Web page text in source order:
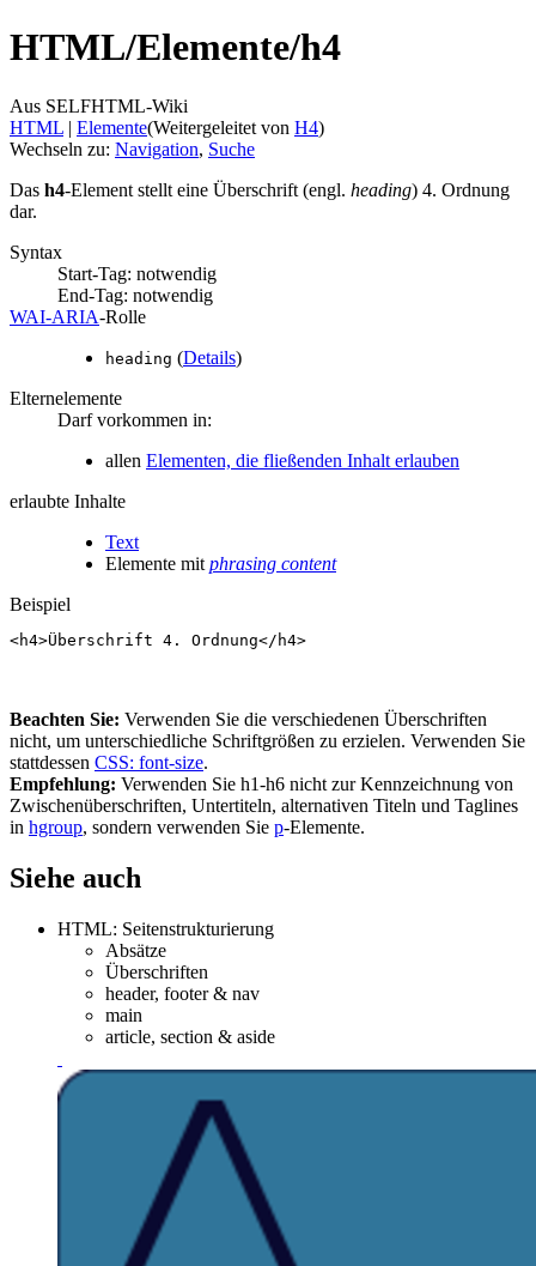
HTML/Elemente/h4
Aus SELFHTML-Wiki
HTML ‎ | Elemente(Weitergeleitet von H4)
Wechseln zu: Navigation, Suche
Das h4-Element stellt eine Überschrift (engl. heading) 4. Ordnung
dar.
Syntax
Start-Tag: notwendig
End-Tag: notwendig
WAI‑ARIA‑Rolle
heading (Details)
Elternelemente
Darf vorkommen in:
allen Elementen, die fließenden Inhalt erlauben
erlaubte Inhalte
Text
Elemente mit phrasing content
Beispiel
<h4>Überschrift 4. Ordnung</ h4>
Beachten Sie: Verwenden Sie die verschiedenen Überschriften
nicht, um unterschiedliche Schriftgrößen zu erzielen. Verwenden Sie
stattdessen CSS: font-size.
Empfehlung: Verwenden Sie h1-h6 nicht zur Kennzeichnung von
Zwischenüberschriften, Untertiteln, alternativen Titeln und Taglines
in hgroup, sondern verwenden Sie p-Elemente.
Siehe auch
HTML: Seitenstrukturierung
Absätze
Überschriften
header, footer & nav
main
article, section & aside